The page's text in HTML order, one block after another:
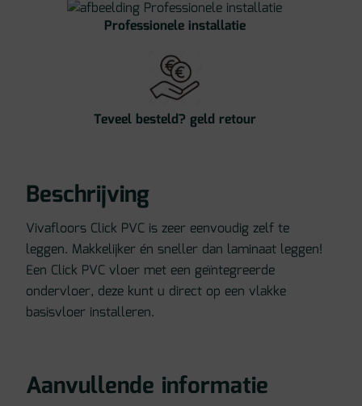
Professionele installatie
Teveel besteld? geld retour
Beschrijving
Vivafloors Click PVC is zeer eenvoudig zelf te
leggen. Makkelijker én sneller dan laminaat leggen!
Een Click PVC vloer met een geïntegreerde
ondervloer, deze kunt u direct op een vlakke
basisvloer installeren.
Aanvullende informatie